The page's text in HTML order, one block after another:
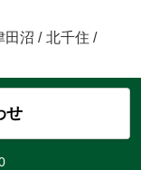
田沼 / 北千住 /
せ